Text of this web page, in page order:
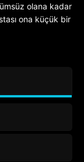
olana kadar
ona küçük bir